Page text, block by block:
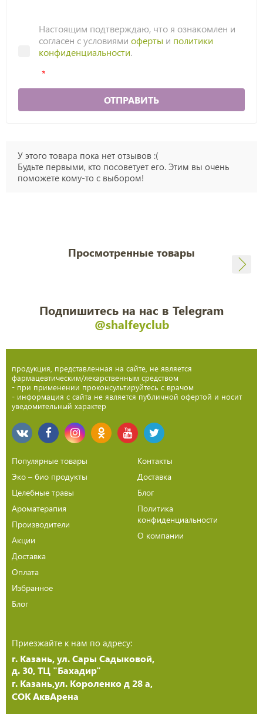
Настоящим подтверждаю, что я ознакомлен и
согласен с условиями оферты и политики
конфиденциальности.
ОТПРАВИТЬ
У этого товара пока нет отзывов :(
Будьте первыми, кто посоветует его. Этим вы очень
поможете кому-то с выбором!
Просмотренные товары
Подпишитесь на нас в Telegram
@shalfeyclub
продукция, представленная на сайте, не является
фармацевтическим/лекарственным средством
- при применении проконсультируйтесь с врачом
- информация с сайта не является публичной офертой и носит
уведомительный характер
Популярные товары
Эко – био продукты
Целебные травы
Ароматерапия
Производители
Акции
Доставка
Оплата
Избранное
Блог
Контакты
Доставка
Блог
Политика
конфиденциальности
О компании
Приезжайте к нам по адресу:
г. Казань, ул. Сары Садыковой,
д. 30, ТЦ "Бахадир"
г. Казань,ул. Короленко д 28 а,
СОК АквАрена